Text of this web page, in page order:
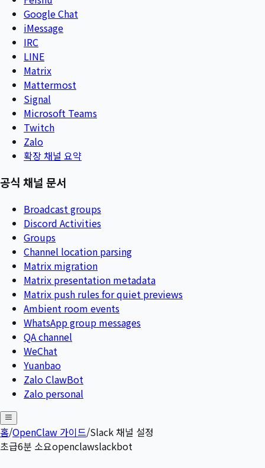
Google Chat
iMessage
IRC
LINE
Matrix
Mattermost
Signal
Microsoft Teams
Twitch
Zalo
확장 채널 요약
공식 채널 문서
Broadcast groups
Discord Activities
Groups
Channel location parsing
Matrix migration
Matrix presentation metadata
Matrix push rules for quiet previews
Ambient room events
WhatsApp group messages
QA channel
WeChat
Yuanbao
Zalo ClawBot
Zalo personal
홈/OpenClaw 가이드/Slack 채널 설정
초급6분 소요openclawslackbot